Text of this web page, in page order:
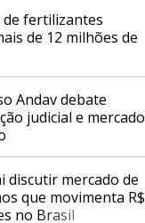
de fertilizantes
de 12 milhões de
Andav debate
judicial e mercado
discutir mercado de
que movimenta R$
no Brasil